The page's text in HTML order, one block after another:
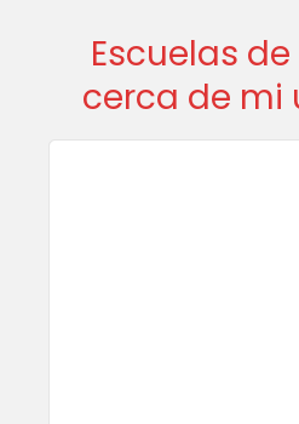
Escuelas
cerca de mi